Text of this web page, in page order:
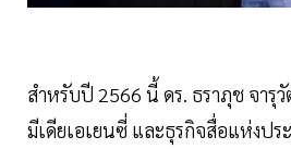
สำหรับปี 2566 นี้ ดร. ธราภุช จารุ
มีเดียเอเยนซี่ และธุรกิจสื่อแห่งปร